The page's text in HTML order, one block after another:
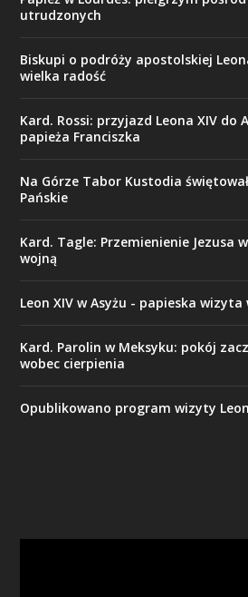
utrudzonych
Biskupi o podróży apostolskiej
wielka radość
Kard. Rossi: przyjazd Leona XIV do
papieża Franciszka
Na Górze Tabor Kustodia
Pańskie
Kard. Tagle: Przemienienie Jezusa
wojną
Leon XIV w Asyżu - papieska
Kard. Parolin w Meksyku: pokój
wobec cierpienia
Opublikowano program wizyty